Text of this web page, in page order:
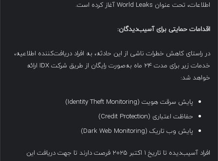
اطلاعات، تحت عنوان World Leaks آغاز کرده است.
اقدامات حمایتی برای آسیب‌دیدگان:
در راستای کاهش خطرات ناشی از این حادثه، به افراد دریافت‌کننده اطلاعیه،
خدمات زیر برای مدت ۲۴ ماه به‌صورت رایگان از طریق شرکت IDX ارائه
خواهد شد:
پایش سرقت هویت (Identity Theft Monitoring)
حفاظت اعتباری (Credit Protection)
پایش وب تاریک (Dark Web Monitoring)
افراد آسیب‌دیده تا تاریخ ۱ اکتبر ۲۰۲۵ فرصت دارند تا جهت دریافت این